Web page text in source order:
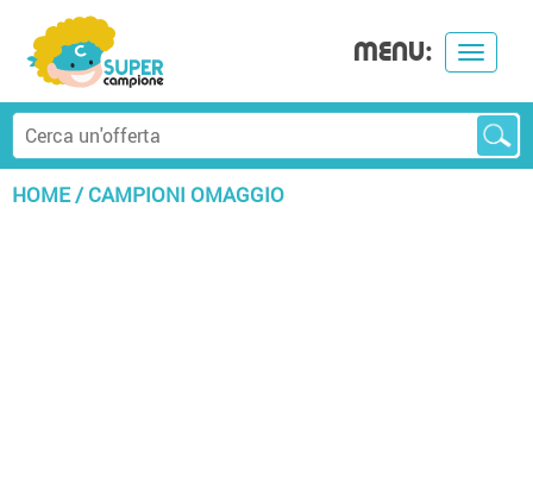
Toggle
MENU:
HOME/CAMPIONI OMAGGIO